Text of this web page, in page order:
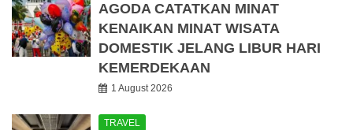
AGODA CATATKAN MINAT
KENAIKAN MINAT WISATA
DOMESTIK JELANG LIBUR HARI
KEMERDEKAAN
1 August 2026
TRAVEL